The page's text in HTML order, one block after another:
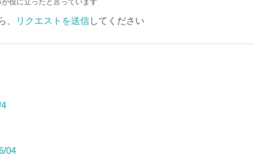
役に立ったと言っています
リクエストを送信してください
04